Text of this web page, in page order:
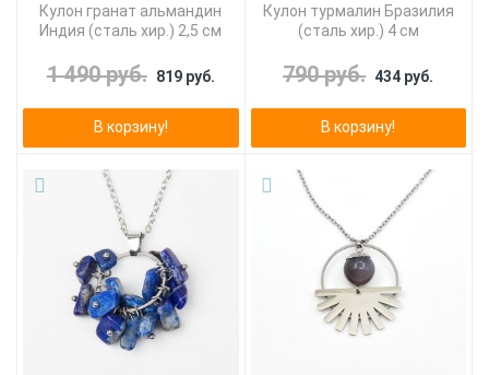
Кулон гранат альмандин
Индия (сталь хир.) 2,5 см
1 490 руб. 819 руб.
В корзину!
Кулон турмалин Бразилия
(сталь хир.) 4 см
790 руб. 434 руб.
В корзину!